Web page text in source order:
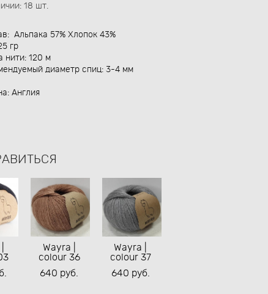
18 шт.
Альпака 57% Хлопок 43%
гр
нити: 120 м
диаметр спиц: 3-4 мм
Англия
Wayra |
colour 36
640 pуб.
Wayra |
colour 37
640 pуб.